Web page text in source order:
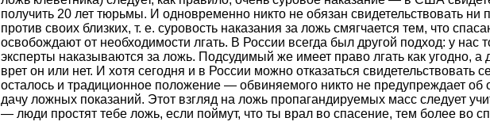
получить 20 лет тюрьмы. И одновременно никто не обязан свидетельствовать ни
против своих близких, т. е. суровость наказания за ложь смягчается тем, что
освобождают от необходимости лгать. В России всегда был другой подход: у нас
эксперты наказываются за ложь. Подсудимый же имеет право лгать как угодно, а
врет он или нет. И хотя сегодня и в России можно отказаться свидетельствовать
осталось и традиционное положение — обвиняемого никто не предупреждает об
дачу ложных показаний. Этот взгляд на ложь пропагандируемых масс следует
— люди простят тебе ложь, если поймут, что ты врал во спасение, тем более во